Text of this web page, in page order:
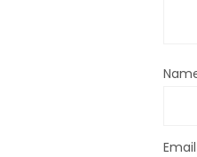
Email